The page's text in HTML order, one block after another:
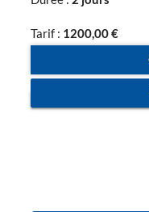
Tarif : 1200,00€